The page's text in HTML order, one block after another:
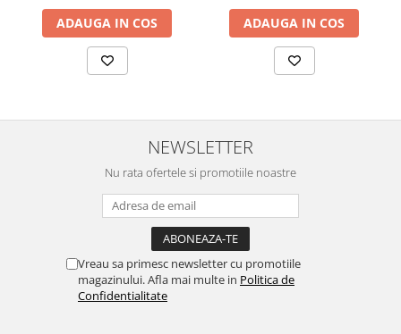
ADAUGA IN COS ADAUGA IN COS
NEWSLETTER
Nu rata ofertele si promotiile noastre
Vreau sa primesc newsletter cu promotiile
magazinului. Afla mai multe in Politica de
Confidentialitate